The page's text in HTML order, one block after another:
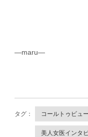
—maru—
タグ： コールトゥビュ
美人女医インタ